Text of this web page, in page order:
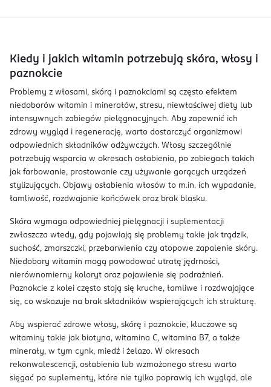
Kiedy i jakich witamin potrzebują skóra, włosy i
paznokcie
Problemy z włosami, skórą i paznokciami są często efektem
niedoborów witamin i minerałów, stresu, niewłaściwej diety lub
intensywnych zabiegów pielęgnacyjnych. Aby zapewnić ich
zdrowy wygląd i regenerację, warto dostarczyć organizmowi
odpowiednich składników odżywczych. Włosy szczególnie
potrzebują wsparcia w okresach osłabienia, po zabiegach takich
jak farbowanie, prostowanie czy używanie gorących urządzeń
stylizujących. Objawy osłabienia włosów to m.in. ich wypadanie,
łamliwość, rozdwajanie końcówek oraz brak blasku.
Skóra wymaga odpowiedniej pielęgnacji i suplementacji
zwłaszcza wtedy, gdy pojawiają się problemy takie jak trądzik,
suchość, zmarszczki, przebarwienia czy atopowe zapalenie skóry.
Niedobory witamin mogą powodować utratę jędrności,
nierównomierny koloryt oraz pojawienie się podrażnień.
Paznokcie z kolei często stają się kruche, łamliwe i rozdwajające
się, co wskazuje na brak składników wspierających ich strukturę.
Aby wspierać zdrowe włosy, skórę i paznokcie, kluczowe są
witaminy takie jak biotyna, witamina C, witamina B7, a także
minerały, w tym cynk, miedź i żelazo. W okresach
rekonwalescencji, osłabienia lub wzmożonego stresu warto
sięgać po suplementy, które nie tylko poprawią ich wygląd, ale